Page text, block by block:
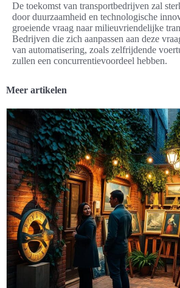
De toekomst van transportbedrijven zal
door duurzaamheid en technologische
groeiende vraag naar milieuvriendelijke
Bedrijven die zich aanpassen aan deze
van automatisering, zoals zelfrijdende
zullen een concurrentievoordeel hebben.
Meer artikelen